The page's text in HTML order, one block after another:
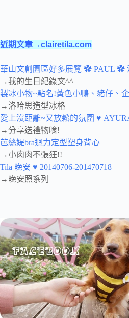
近期文章→clairetila.com
華山文創園區好多展覽 ✿ PAUL ✿
→我的生日紀錄文^^
製冰小物~點名!黃色小鴨、豬仔、
→洛哈思造型冰格
愛上沒距離~又放鬆的氛圍 ♥
→分享送禮物唷!
芭絲媞bra迴力定型塑身背心
→小肉肉不張狂!!
Tila 晚安 ♥ 20140706-201470718
→晚安照系列